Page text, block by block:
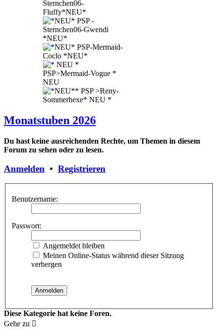
Monatstuben 2026
Du hast keine ausreichenden Rechte, um Themen in diesem
Forum zu sehen oder zu lesen.
Anmelden • Registrieren
Benutzername:
Passwort:
Angemeldet bleiben
Meinen Online-Status während dieser Sitzung
verbergen
Diese Kategorie hat keine Foren.
Gehe zu